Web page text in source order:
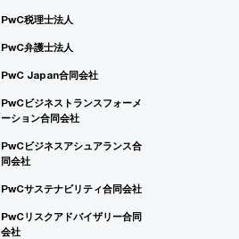
PwC税理士法人
PwC弁護士法人
PwC Japan合同会社
PwCビジネストランスフォーメ
ーション合同会社
PwCビジネスアシュアランス合
同会社
PwCサステナビリティ合同会社
PwCリスクアドバイザリー合同
会社